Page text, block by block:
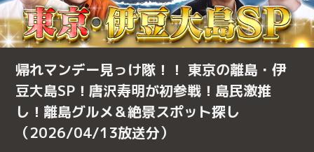
帰れマンデー見っけ隊！！ 東京の離島・伊
豆大島SP！唐沢寿明が初参戦！島民激推
し！離島グルメ＆絶景スポット探し
（2026/04/13放送分）